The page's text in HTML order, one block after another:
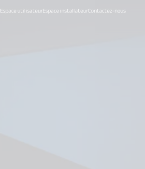
Espace utilisateurEspace installateurContactez-nous